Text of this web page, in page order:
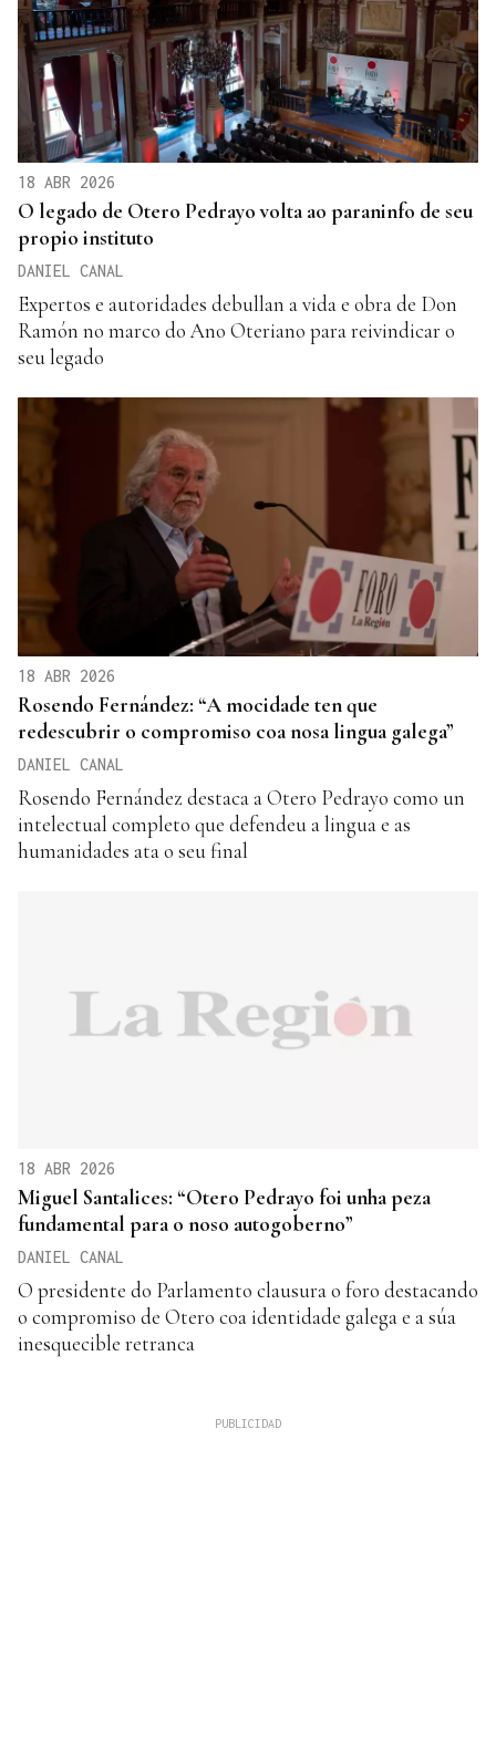
18 ABR 2026
O legado de Otero Pedrayo volta ao paraninfo de seu
propio instituto
DANIEL CANAL
Expertos e autoridades debullan a vida e obra de Don
Ramón no marco do Ano Oteriano para reivindicar o
seu legado
18 ABR 2026
Rosendo Fernández: “A mocidade ten que
redescubrir o compromiso coa nosa lingua galega”
DANIEL CANAL
Rosendo Fernández destaca a Otero Pedrayo como un
intelectual completo que defendeu a lingua e as
humanidades ata o seu final
18 ABR 2026
Miguel Santalices: “Otero Pedrayo foi unha peza
fundamental para o noso autogoberno”
DANIEL CANAL
O presidente do Parlamento clausura o foro destacando
o compromiso de Otero coa identidade galega e a súa
inesquecible retranca